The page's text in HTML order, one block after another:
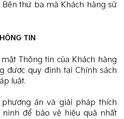
Bên thứ ba mà Khách hàng sử
TIN
Thông tin của Khách hàng
được quy định tại Chính sách
luật.
phương án và giải pháp thích
để bảo vệ hiệu quả nhất